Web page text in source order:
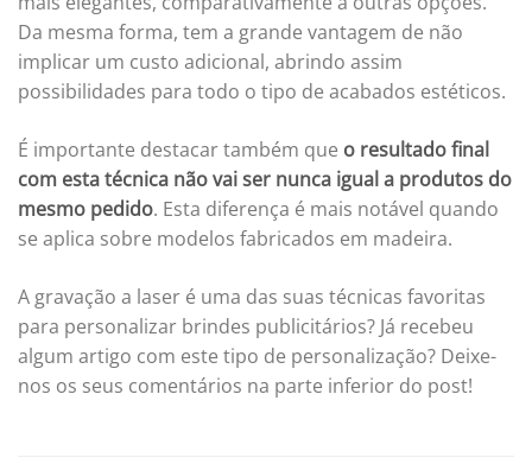
Da mesma forma, tem a grande vantagem de não
implicar um custo adicional, abrindo assim
possibilidades para todo o tipo de acabados estéticos.
É importante destacar também que o resultado final
com esta técnica não vai ser nunca igual a produtos do
mesmo pedido. Esta diferença é mais notável quando
se aplica sobre modelos fabricados em madeira.
A gravação a laser é uma das suas técnicas favoritas
para personalizar brindes publicitários? Já recebeu
algum artigo com este tipo de personalização? Deixe-
nos os seus comentários na parte inferior do post!